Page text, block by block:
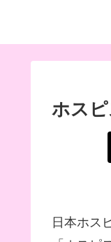
ホス
日本ホス